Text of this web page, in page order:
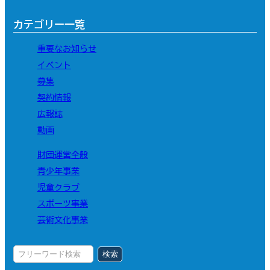
カテゴリー一覧
重要なお知らせ
イベント
募集
契約情報
広報誌
動画
財団運営全般
青少年事業
児童クラブ
スポーツ事業
芸術文化事業
検索